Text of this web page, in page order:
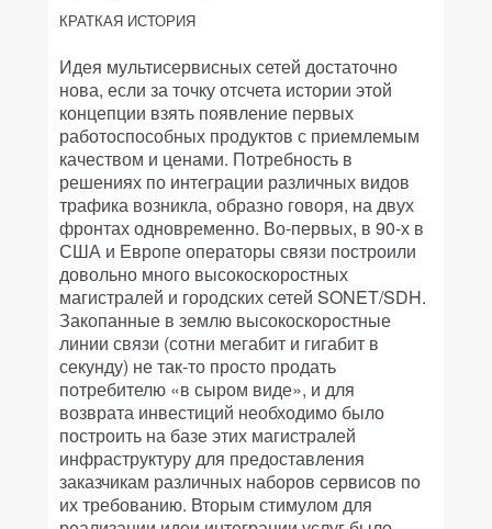
КРАТКАЯ ИСТОРИЯ
Идея мультисервисных сетей достаточно
нова, если за точку отсчета истории этой
концепции взять появление первых
работоспособных продуктов с приемлемым
качеством и ценами. Потребность в
решениях по интеграции различных видов
трафика возникла, образно говоря, на двух
фронтах одновременно. Во-первых, в 90-х в
США и Европе операторы связи построили
довольно много высокоскоростных
магистралей и городских сетей SONET/SDH.
Закопанные в землю высокоскоростные
линии связи (сотни мегабит и гигабит в
секунду) не так-то просто продать
потребителю «в сыром виде», и для
возврата инвестиций необходимо было
построить на базе этих магистралей
инфраструктуру для предоставления
заказчикам различных наборов сервисов по
их требованию. Вторым стимулом для